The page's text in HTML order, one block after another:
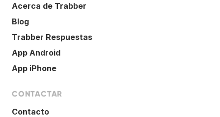
Acerca de Trabber
Blog
Trabber Respuestas
App Android
App iPhone
CONTACTAR
Contacto